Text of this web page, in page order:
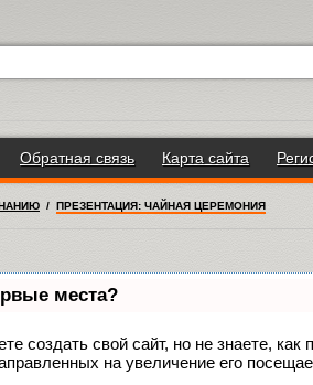
Обратная связь Карта сайта
/ ПРЕЗЕНТАЦИЯ: ЧАЙНАЯ ЦЕРЕМОНИЯ
места?
создать свой сайт, но не знаете,
на увеличение его